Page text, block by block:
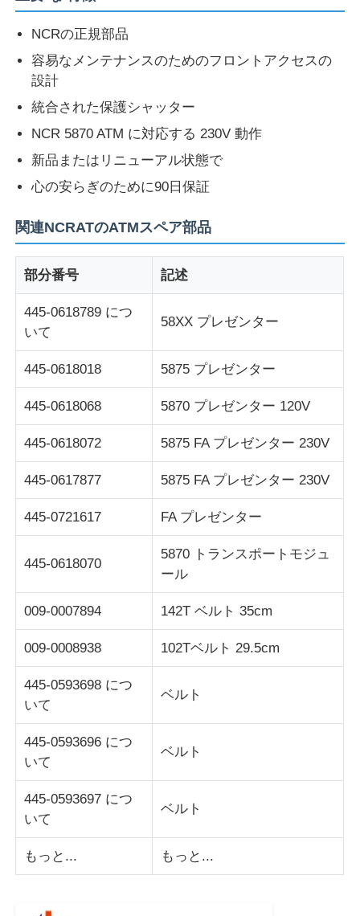
ダイボルド ATM部品
Wincor ATM 部品
ハヨサンATM部品
フジツーATM部品
ヒタチATM部品
GRG自動支払機の部品
Glory NMD ATM Parts
OKIATM部品
Genmega ATM部品
紙幣ソート機
手形のカウンター
カード プリンター
POS端末
ATMのスペアパーツ
ATM機
コインリサイクル機
NCRの正規部品
容易なメンテナンスのためのフロントアクセスの
設計
統合された保護シャッター
NCR 5870 ATM に対応する 230V 動作
新品またはリニューアル状態で
心の安らぎのために90日保証
関連NCRATのATMスペア部品
部分番号 記述
445-0618789 につ
いて
58XX プレゼンター
445-0618018 5875 プレゼンター
445-0618068 5870 プレゼンター 120V
445-0618072 5875 FA プレゼンター 230V
445-0617877 5875 FA プレゼンター 230V
445-0721617 FA プレゼンター
445-0618070
5870 トランスポートモジュ
ール
009-0007894 142T ベルト 35cm
009-0008938 102Tベルト 29.5cm
445-0593698 につ
いて
ベルト
445-0593696 につ
いて
ベルト
445-0593697 につ
いて
ベルト
もっと... もっと...